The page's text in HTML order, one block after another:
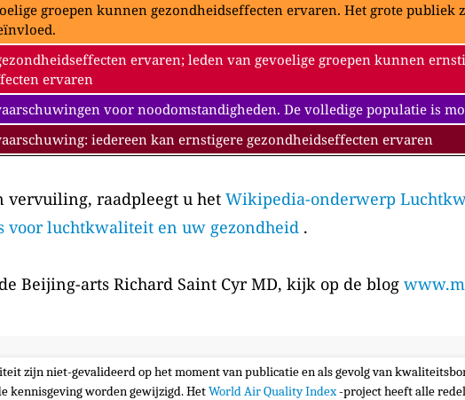
groepen kunnen gezondheidseffecten ervaren. Het grote
ervaren; leden van gevoelige groepen kunnen
ervaren
voor noodomstandigheden. De volledige populatie is
iedereen kan ernstigere gezondheidseffecten ervaren
raadpleegt u het Wikipedia-onderwerp
voor luchtkwaliteit en uw gezondheid.
Beijing-arts Richard Saint Cyr MD, kijk op de blog
zijn niet-gevalideerd op het moment van publicatie en als gevolg van
kennisgeving worden gewijzigd. HetWorld Air Quality Index-project heeft alle